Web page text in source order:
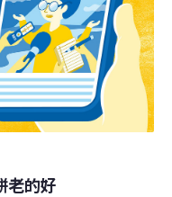
理能量市集，郝龍斌
指示產發局主動聯繫
全台相關農會所建立
促銷的農產品。
老的好